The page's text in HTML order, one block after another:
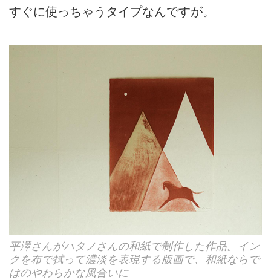
すぐに使っちゃうタイプなんですが。
平澤さんがハタノさんの和紙で制作した作品。イン
クを布で拭って濃淡を表現する版画で、和紙ならで
はのやわらかな風合いに